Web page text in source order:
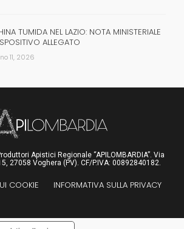
TUMIDA NEL LAZIO: NOTA MINISTERIALE
ALLEGATO
11, 2026
Apistici Regionale “APILOMBARDIA”. Via
27058 Voghera (PV). CF/P.IVA: 00892840182.
COOKIE INFORMATIVA SULLA PRIVACY